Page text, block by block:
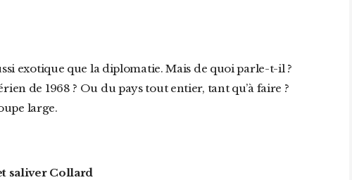
de 1968 ? Ou du pays tout entier, tant qu’à faire ?
large.
saliver Collard